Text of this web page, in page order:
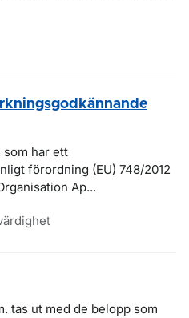
har ett
förordning (EU) 748/2012
Ap...
tas ut med de belopp som